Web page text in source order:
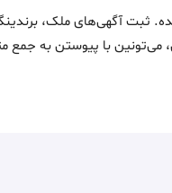
رو ارائه میده. ثبت
هستین، می‌تونین با